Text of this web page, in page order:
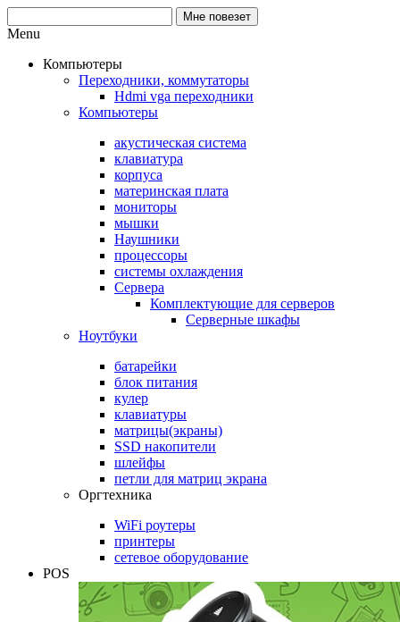
Menu
Компьютеры
Переходники, коммутаторы
Hdmi vga переходники
Компьютеры
акустическая система
клавиатура
корпуса
материнская плата
мониторы
мышки
Наушники
процессоры
системы охлаждения
Сервера
Комплектующие для серверов
Серверные шкафы
Ноутбуки
батарейки
блок питания
кулер
клавиатуры
матрицы(экраны)
SSD накопители
шлейфы
петли для матриц экрана
Оргтехника
WiFi роутеры
принтеры
сетевое оборудование
POS